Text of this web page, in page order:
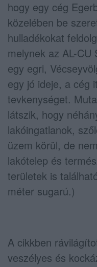
hogy egy cég
közelében be
hulladékokat
melynek az AL-
egy egri,
egy jó ideje, a cég
tevkenységet.
látszik, hogy
lakóingatlanok,
üzem körül, de
lakótelep és
területek is
méter sugarú.)
A cikkben
veszélyes és